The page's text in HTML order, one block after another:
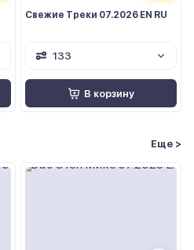
Свежие Треки 07.2026 EN RU
133
В корзину
Еще >